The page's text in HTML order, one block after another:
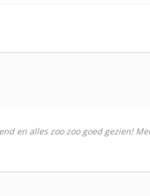
en alles zoo zoo goed gezien!